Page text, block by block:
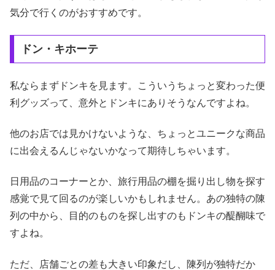
気分で行くのがおすすめです。
ドン・キホーテ
私ならまずドンキを見ます。こういうちょっと変わった便
利グッズって、意外とドンキにありそうなんですよね。
他のお店では見かけないような、ちょっとユニークな商品
に出会えるんじゃないかなって期待しちゃいます。
日用品のコーナーとか、旅行用品の棚を掘り出し物を探す
感覚で見て回るのが楽しいかもしれません。あの独特の陳
列の中から、目的のものを探し出すのもドンキの醍醐味で
すよね。
ただ、店舗ごとの差も大きい印象だし、陳列が独特だか